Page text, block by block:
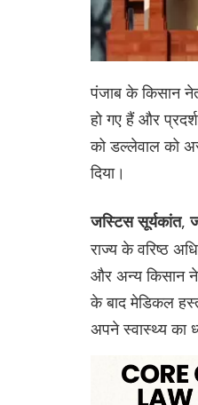
पंजाब के किसान
हो गए हैं और
को डल्लेवाल को
दिया।
जस्टिस सूर्यकांत,
राज्य के वरिष्ठ
और अन्य किसान
के बाद मेडिकल
अपने स्वास्थ्य का